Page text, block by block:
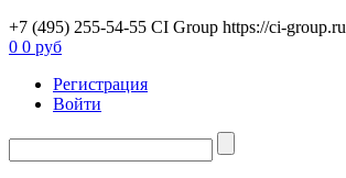
+7 (495) 255-54-55 CI Group https://ci-group.ru
0 0 руб
Регистрация
Войти